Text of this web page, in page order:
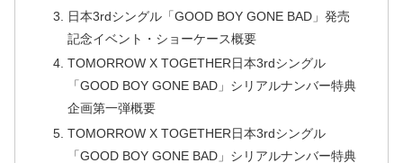
日本3rdシングル「GOOD BOY GONE BAD」発売
記念イベント・ショーケース概要
TOMORROW X TOGETHER日本3rdシングル
「GOOD BOY GONE BAD」シリアルナンバー特典
企画第一弾概要
TOMORROW X TOGETHER日本3rdシングル
「GOOD BOY GONE BAD」シリアルナンバー特典